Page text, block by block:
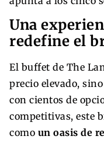
Una
redefine el
El buffet de The
precio elevado,
con cientos de
competitivas, este
como un oasis de